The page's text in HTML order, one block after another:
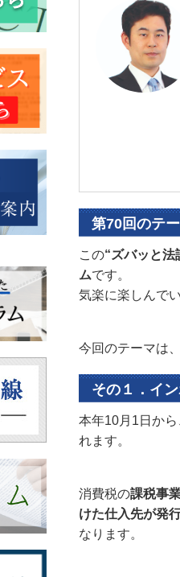
第70回のテ
この“ズバッと法
ムです。
気楽に楽しんで
今回のテーマは、
その１．イ
本年10月1日か
れます。
消費税の課税事
けた仕入先が発
なります。